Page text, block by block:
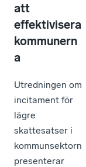
att
effektivisera
kommunern
a
Utredningen om
incitament för
lägre
skattesatser i
kommunsektorn
presenterar